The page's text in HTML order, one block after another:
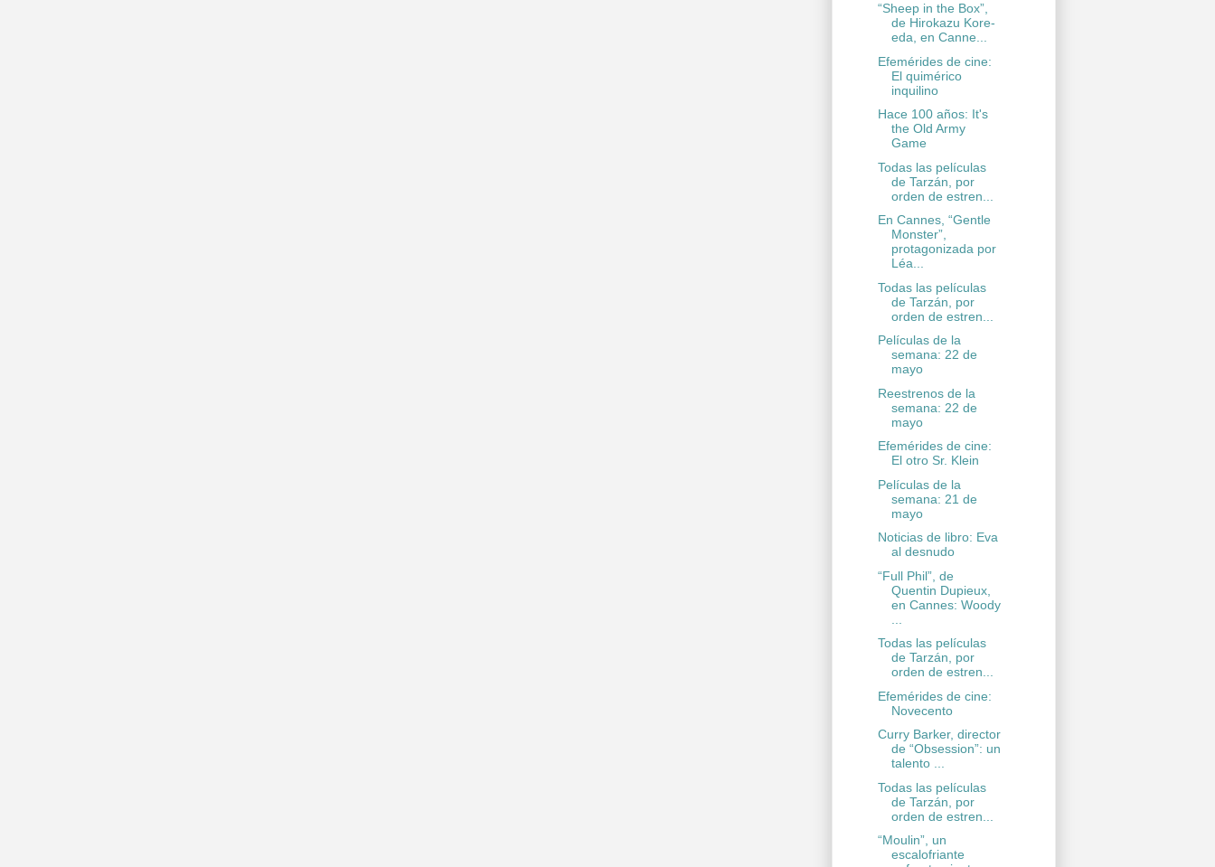
“Sheep in the Box”,
de Hirokazu Kore-
eda, en Canne...
Efemérides de cine:
El quimérico
inquilino
Hace 100 años: It's
the Old Army
Game
Todas las películas
de Tarzán, por
orden de estren...
En Cannes, “Gentle
Monster”,
protagonizada por
Léa...
Todas las películas
de Tarzán, por
orden de estren...
Películas de la
semana: 22 de
mayo
Reestrenos de la
semana: 22 de
mayo
Efemérides de cine:
El otro Sr. Klein
Películas de la
semana: 21 de
mayo
Noticias de libro: Eva
al desnudo
“Full Phil”, de
Quentin Dupieux,
en Cannes: Woody
Todas las películas
de Tarzán, por
orden de estren...
Efemérides de cine:
Novecento
Curry Barker, director
de “Obsession”: un
talento ...
Todas las películas
de Tarzán, por
orden de estren...
“Moulin”, un
escalofriante